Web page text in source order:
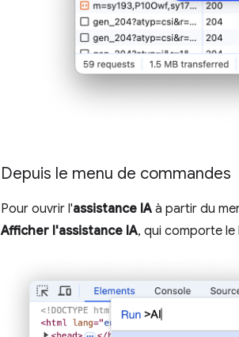
Depuis le menu de commandes
Pour ouvrir l'assistance IA à partir du
Afficher l'assistance IA, qui comporte